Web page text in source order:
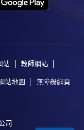
站 教師網站
站地圖 無障礙網頁
司